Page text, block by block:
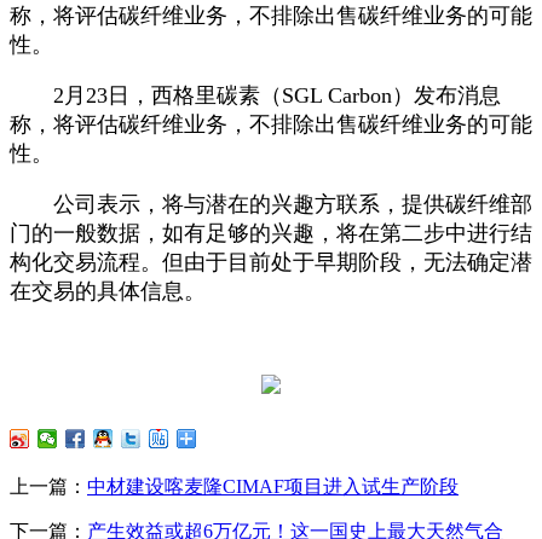
称，将评估碳纤维业务，不排除出售碳纤维业务的可能
性。
2月23日，西格里碳素（SGL Carbon）发布消息
称，将评估碳纤维业务，不排除出售碳纤维业务的可能
性。
公司表示，将与潜在的兴趣方联系，提供碳纤维部
门的一般数据，如有足够的兴趣，将在第二步中进行结
构化交易流程。但由于目前处于早期阶段，无法确定潜
在交易的具体信息。
上一篇： 中材建设喀麦隆CIMAF项目进入试生产阶段
下一篇： 产生效益或超6万亿元！这一国史上最大天然气合